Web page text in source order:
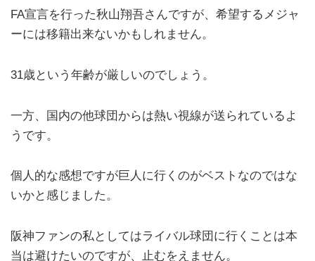
FA宣言を行った秋山翔吾さんですが、希望するメジャ
ーには移籍出来ないかもしれません。
31歳という年齢が厳しいのでしょう。
一方、国内の他球団からは熱い視線が送られているよ
うです。
個人的な感想ですが巨人に行くのがベストなのではな
いかと感じました。
阪神ファンの私としてはライバル球団に行くことは本
当は避けたいのですが、止むをえません。